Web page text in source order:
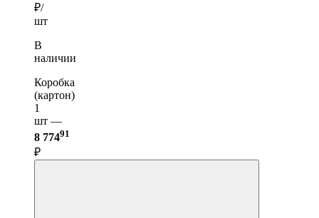
₽/
шт
В
наличии
Коробка
(картон)
1
шт —
8 77491
₽